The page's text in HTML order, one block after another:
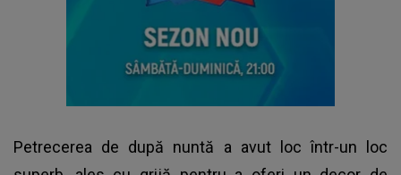
Petrecerea de după nuntă a avut loc într-un loc